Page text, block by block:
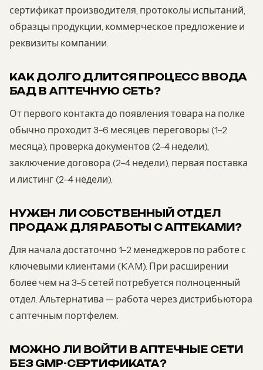
сертификат производителя, протоколы испытаний,
образцы продукции, коммерческое предложение и
реквизиты компании.
КАК ДОЛГО ДЛИТСЯ ПРОЦЕСС ВВОДА
БАД В АПТЕЧНУЮ СЕТЬ?
От первого контакта до появления товара на полке
обычно проходит 3–6 месяцев: переговоры (1–2
месяца), проверка документов (2–4 недели),
заключение договора (2–4 недели), первая поставка
и листинг (2–4 недели).
НУЖЕН ЛИ СОБСТВЕННЫЙ ОТДЕЛ
ПРОДАЖ ДЛЯ РАБОТЫ С АПТЕКАМИ?
Для начала достаточно 1–2 менеджеров по работе с
ключевыми клиентами (KAM). При расширении
более чем на 3–5 сетей потребуется полноценный
отдел. Альтернатива — работа через дистрибьютора
с аптечным портфелем.
МОЖНО ЛИ ВОЙТИ В АПТЕЧНЫЕ СЕТИ
БЕЗ GMP-СЕРТИФИКАТА?